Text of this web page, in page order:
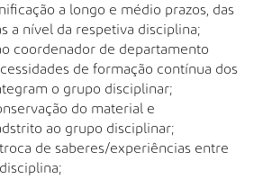
a longo e médio prazos, das
a nível da respetiva disciplina;
coordenador de departamento
de formação contínua dos
o grupo disciplinar;
do material e
ao grupo disciplinar;
de saberes/experiências entre